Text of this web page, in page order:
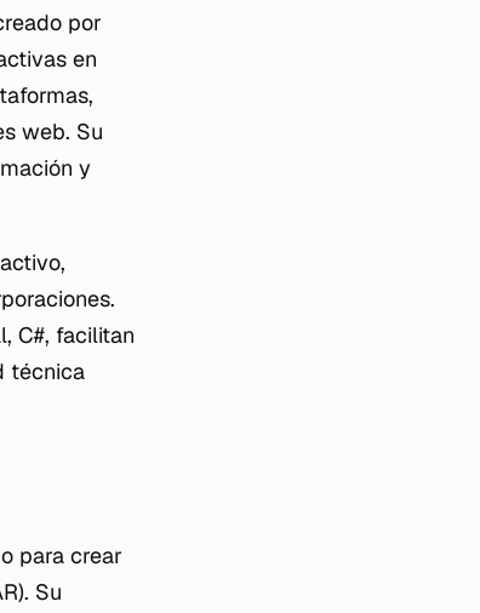
por
en
web. Su
y
C#, facilitan
técnica
para crear
Su